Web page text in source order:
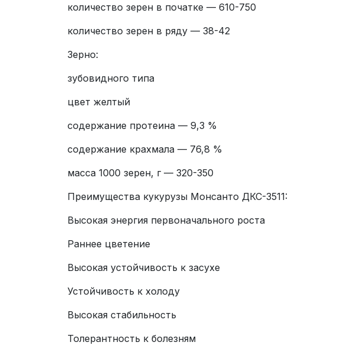
количество зерен в початке — 610-750
количество зерен в ряду — 38-42
Зерно:
зубовидного типа
цвет желтый
содержание протеина — 9,3 %
содержание крахмала — 76,8 %
масса 1000 зерен, г — 320-350
Преимущества кукурузы Монсанто ДКС-3511:
Высокая энергия первоначального роста
Раннее цветение
Высокая устойчивость к засухе
Устойчивость к холоду
Высокая стабильность
Толерантность к болезням